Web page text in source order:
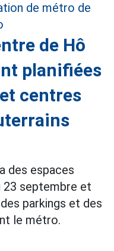
de Hô
planifiées
centres
des espaces
23 septembre et
parkings et des
le métro.